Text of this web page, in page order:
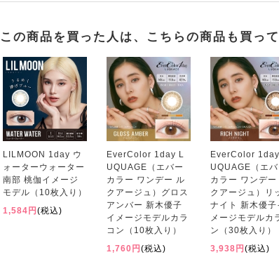
この商品を買った人は、こちらの商品も買って
LILMOON 1day ウ
ォーターウォーター
南部 桃伽イメージ
モデル（10枚入り）
1,584円 (税込)
EverColor 1day L
UQUAGE（エバー
カラー ワンデー ル
クアージュ）グロス
アンバー 新木優子
イメージモデルカラ
コン（10枚入り）
1,760円 (税込)
EverColor
UQUAGE（エバ
カラー ワンデー
クアージュ）リ
ナイト 新木優子
メージモデルカ
ン（30枚入り）
3,938円 (税込)